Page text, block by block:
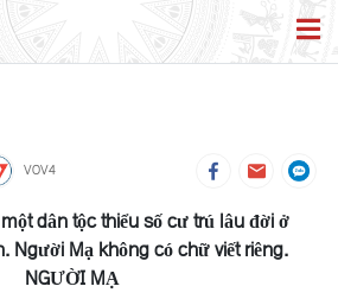
VOV4
dân tộc thiểu số cư trú lâu đời ở
Người Mạ không có chữ viết riêng.
NGƯỜI MẠ